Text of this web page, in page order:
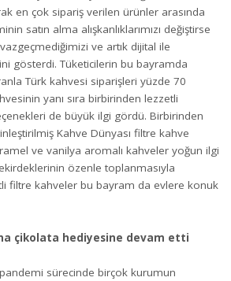
en çok sipariş verilen ürünler arasında
satın alma alışkanlıklarımızı değiştirse
ve artık dijital ile
gösterdi. Tüketicilerin bu bayramda
Türk kahvesi siparişleri yüzde 70
yanı sıra birbirinden lezzetli
de büyük ilgi gördü. Birbirinden
Kahve Dünyası filtre kahve
ve vanilya aromalı kahveler yoğun ilgi
özenle toplanmasıyla
filtre kahveler bu bayram da evlere konuk
çikolata hediyesine devam etti
sürecinde birçok kurumun